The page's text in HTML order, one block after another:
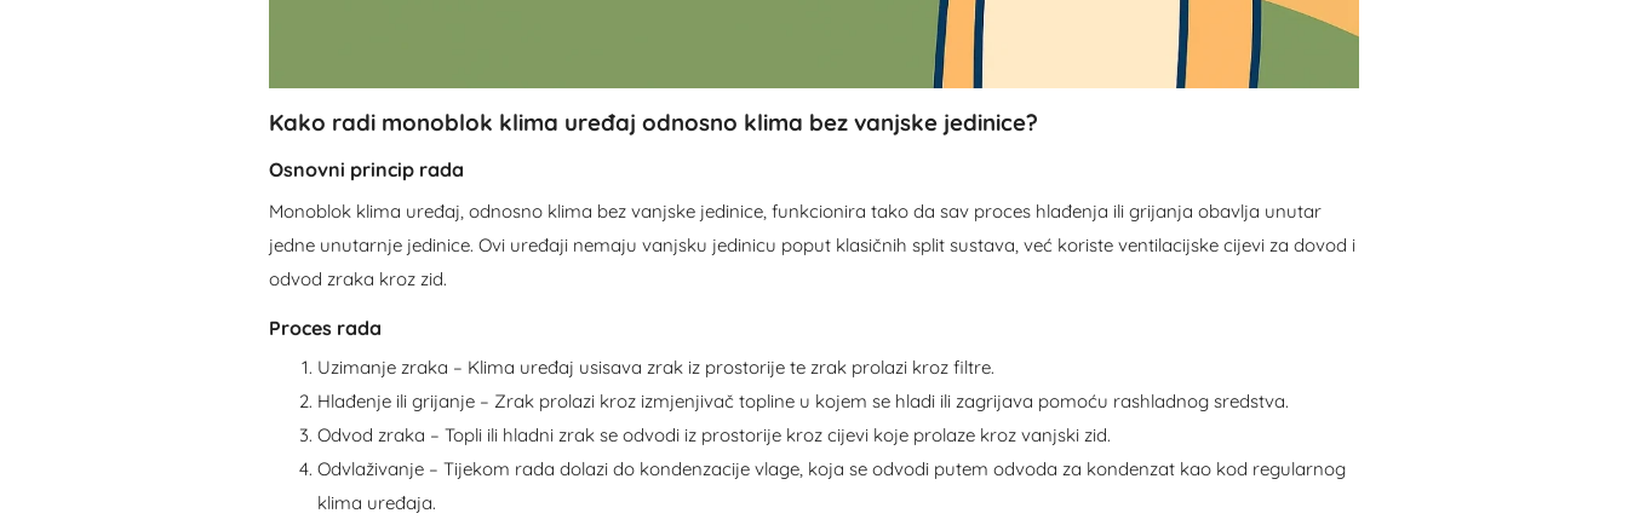
Kako radi monoblok klima uređaj odnosno klima bez vanjske jedinice?
Osnovni princip rada
Monoblok klima uređaj, odnosno klima bez vanjske jedinice, funkcionira tako da sav proces hlađenja ili grijanja obavlja unutar
jedne unutarnje jedinice. Ovi uređaji nemaju vanjsku jedinicu poput klasičnih split sustava, već koriste ventilacijske cijevi za dovod i
odvod zraka kroz zid.
Proces rada
Uzimanje zraka – Klima uređaj usisava zrak iz prostorije te zrak prolazi kroz filtre.
Hlađenje ili grijanje – Zrak prolazi kroz izmjenjivač topline u kojem se hladi ili zagrijava pomoću rashladnog sredstva.
Odvod zraka – Topli ili hladni zrak se odvodi iz prostorije kroz cijevi koje prolaze kroz vanjski zid.
Odvlaživanje – Tijekom rada dolazi do kondenzacije vlage, koja se odvodi putem odvoda za kondenzat kao kod regularnog
klima uređaja.